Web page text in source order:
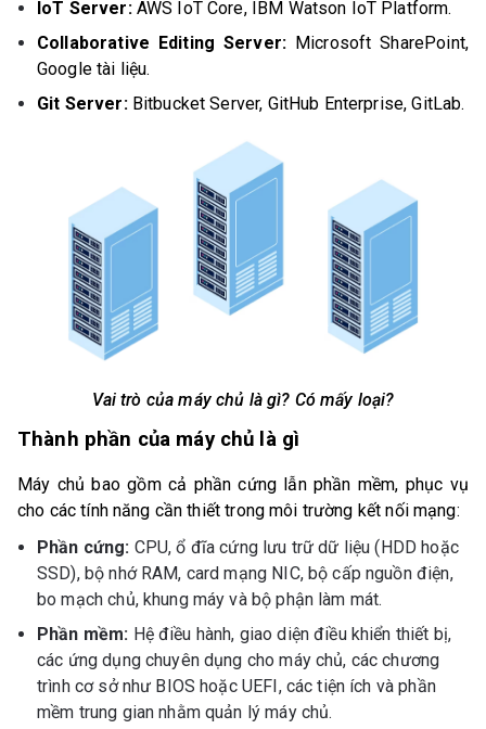
IoT Server: AWS IoT Core, IBM Watson IoT Platform.
Collaborative Editing Server: Microsoft SharePoint,
Google tài liệu.
Git Server: Bitbucket Server, GitHub Enterprise, GitLab.
Vai trò của máy chủ là gì? Có mấy loại?
Thành phần của máy chủ là gì
Máy chủ bao gồm cả phần cứng lẫn phần mềm, phục vụ
cho các tính năng cần thiết trong môi trường kết nối mạng:
Phần cứng: CPU, ổ đĩa cứng lưu trữ dữ liệu (HDD hoặc
SSD), bộ nhớ RAM, card mạng NIC, bộ cấp nguồn điện,
bo mạch chủ, khung máy và bộ phận làm mát.
Phần mềm: Hệ điều hành, giao diện điều khiển thiết bị,
các ứng dụng chuyên dụng cho máy chủ, các chương
trình cơ sở như BIOS hoặc UEFI, các tiện ích và phần
mềm trung gian nhằm quản lý máy chủ.